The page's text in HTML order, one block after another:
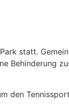
statt.
Behinderung
den